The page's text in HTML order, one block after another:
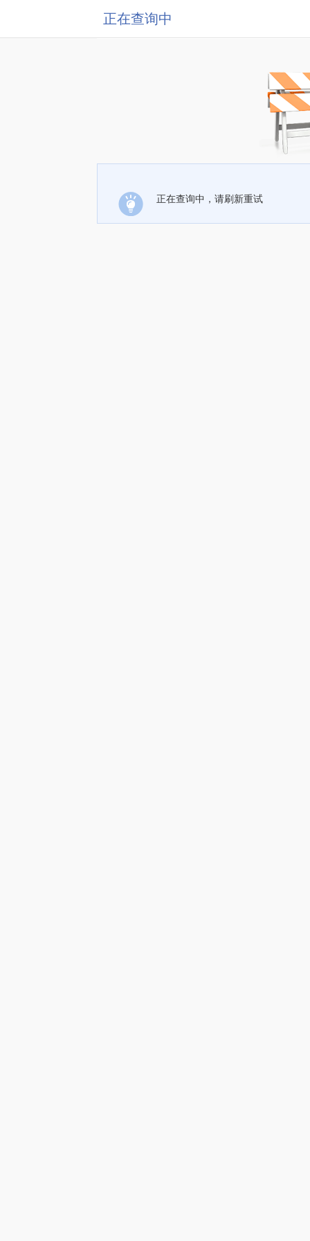
正在查询中
正在查询中，请刷新重试